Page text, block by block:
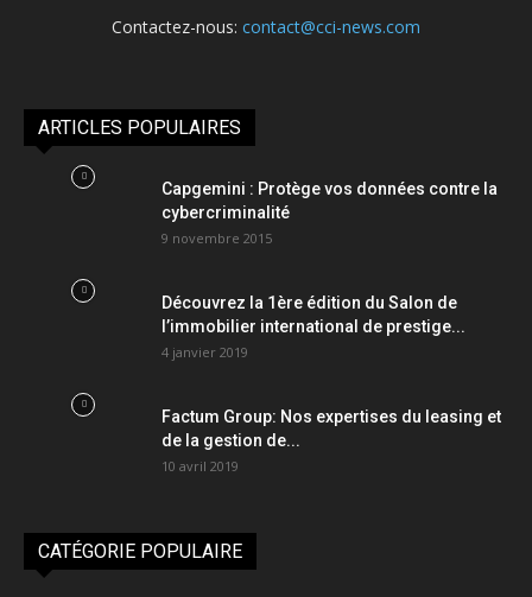
Contactez-nous: contact@cci-news.com
ARTICLES POPULAIRES
Capgemini : Protège vos données contre la
cybercriminalité
9 novembre 2015
Découvrez la 1ère édition du Salon de
l’immobilier international de prestige...
4 janvier 2019
Factum Group: Nos expertises du leasing et
de la gestion de...
10 avril 2019
CATÉGORIE POPULAIRE